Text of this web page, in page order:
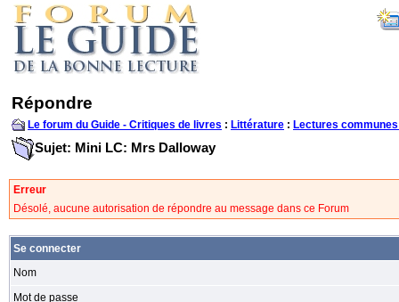
Répondre
Le forum du Guide - Critiques de livres : Littérature : Lectures
Sujet: Mini LC: Mrs Dalloway
Erreur
Désolé, aucune autorisation de répondre au message dans ce Forum
Se connecter
Nom
Mot de passe